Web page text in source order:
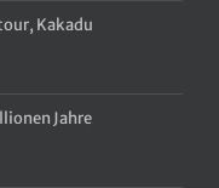
Kakadu
Jahre